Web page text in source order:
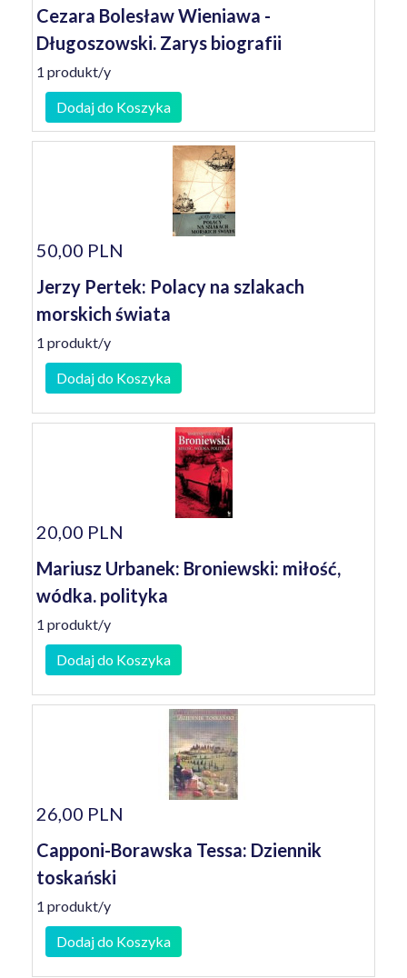
Cezara Bolesław Wieniawa -
Długoszowski. Zarys biografii
1 produkt/y
Dodaj do Koszyka
50,00 PLN
Jerzy Pertek: Polacy na szlakach
morskich świata
1 produkt/y
Dodaj do Koszyka
20,00 PLN
Mariusz Urbanek: Broniewski: miłość,
wódka. polityka
1 produkt/y
Dodaj do Koszyka
26,00 PLN
Capponi-Borawska Tessa: Dziennik
toskański
1 produkt/y
Dodaj do Koszyka